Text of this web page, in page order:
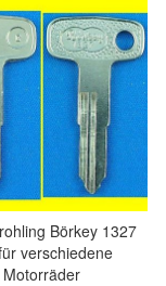
Börkey 1327
verschiedene